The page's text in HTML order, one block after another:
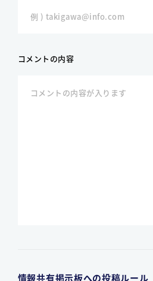
コメントの内容
情報共有掲示板への投稿ルール